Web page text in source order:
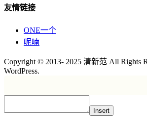
友情链接
ONE一个
呢喃
Copyright © 2013- 2025 清新范 All Rights
WordPress.
Insert